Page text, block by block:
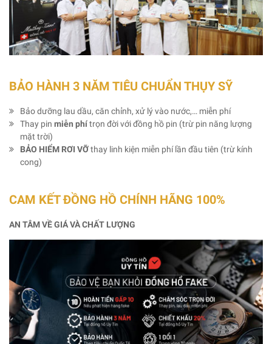
BẢO HÀNH 3 NĂM TIÊU CHUẨN THỤY SỸ
Bảo dưỡng lau dầu, căn chỉnh, xử lý vào nước,… miễn phí
Thay pin miễn phítrọn đời với đồng hồ pin (trừ pin năng lượng
mặt trời)
BẢO HIỂM RƠI VỠthay linh kiện miễn phí lần đầu tiên (trừ kính
cong)
CAM KẾT ĐỒNG HỒ CHÍNH HÃNG 100%
AN TÂM VỀ GIÁ VÀ CHẤT LƯỢNG